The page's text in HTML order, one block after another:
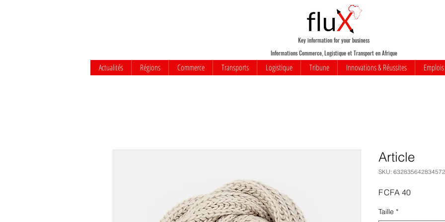
Informations Commerce, Logistique et Transport en Afrique
Actualités Régions Commerce Transports Logistique Tribune Innovations & Réussites
Key information for your business
Article
SKU: 632835642834572
F CFA 40Price
Taille *